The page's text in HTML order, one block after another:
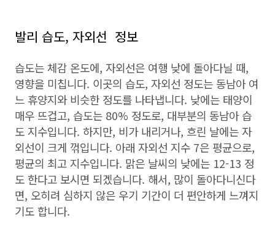
발리 습도, 자외선 정보
습도는 체감 온도에, 자외선은 여행 낮에 돌아다닐 때,
영향을 미칩니다. 이곳의 습도, 자외선 정도는 동남아 여
느 휴양지와 비슷한 정도를 나타냅니다. 낮에는 태양이
매우 뜨겁고, 습도는 80% 정도로, 대부분의 동남아 습
도 지수입니다. 하지만, 비가 내리거나, 흐린 날에는 자
외선이 크게 꺾입니다. 아래 자외선 지수 7은 평균으로,
평균의 최고 지수입니다. 맑은 날씨의 낮에는 12-13 정
도 한다고 보시면 되겠습니다. 해서, 많이 돌아다니신다
면, 오히려 심하지 않은 우기 기간이 더 편안하게 느껴지
기도 합니다.